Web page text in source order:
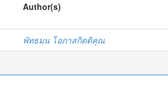
Author(s)
พัทธมน โอภาสกิตติคุณ